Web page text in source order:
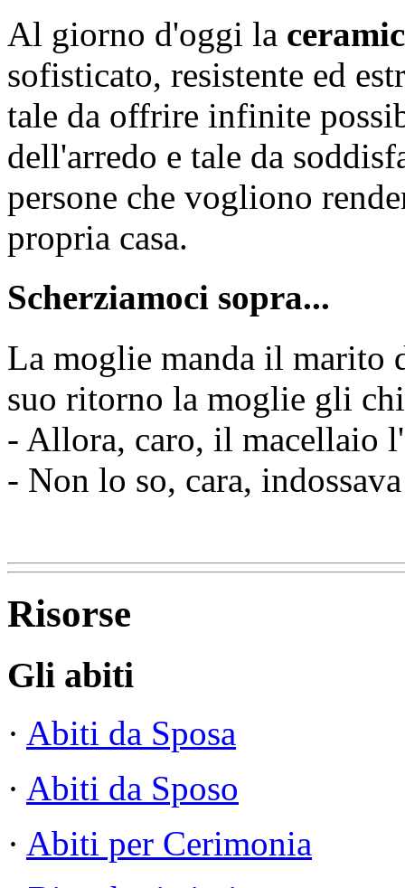
Al giorno d'oggi la
sofisticato, resistente ed
tale da offrire infinite
dell'arredo e tale da
persone che vogliono
propria casa.
Scherziamoci sopra...
La moglie manda il marito
suo ritorno la moglie gli
- Allora, caro, il macellaio
- Non lo so, cara,
Risorse
Gli abiti
· Abiti da Sposa
· Abiti da Sposo
· Abiti per Cerimonia